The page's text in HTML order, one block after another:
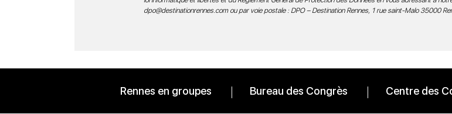
dpo@destinationrennes.comou par voie postale : DPO – Destination Rennes, 1 rue saint-Malo 35000
Rennes en groupes Bureau des Congrès Centre des